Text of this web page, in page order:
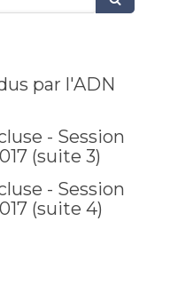
par l'ADN
(suite 3)
- Session
(suite 4)